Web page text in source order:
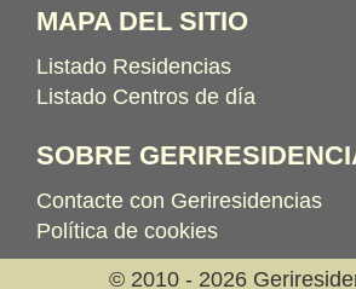
MAPA DEL SITIO
Listado Residencias
Listado Centros de día
SOBRE
Contacte con Geriresidencias
Política de cookies
© 2010 - 2026